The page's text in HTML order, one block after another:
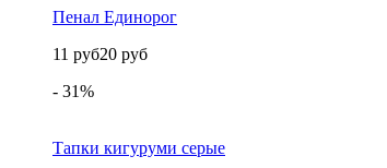
Пенал Единорог
11 руб20 руб
- 31%
Тапки кигуруми серые